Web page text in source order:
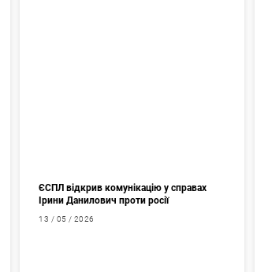
ЄСПЛ відкрив комунікацію у справах
Ірини Данилович проти росії
13 / 05 / 2026